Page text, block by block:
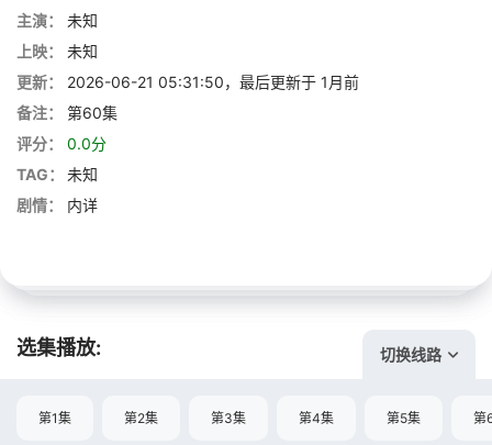
主演：
未知
上映：
未知
更新：
2026-06-21 05:31:50，最后更新于 1月前
备注：
第60集
评分：
0.0分
TAG：
未知
剧情：
内详
选集播放: 切换线路
第1集 第2集 第3集 第4集 第5集 第